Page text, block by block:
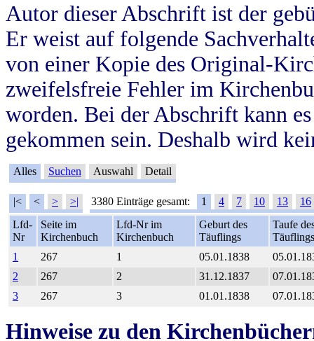
Autor dieser Abschrift ist der
Er weist auf folgende
von einer Kopie des Original-
zweifelsfreie Fehler im
worden. Bei der Abschrift kann
gekommen sein. Deshalb wird
Alles Suchen Auswahl Detail
|< < > >| 3380 Einträge gesamt: 1 4 7 10 13
16
Lfd-
Nr
Seite im
Kirchenbuch
Lfd-Nr im
Kirchenbuch
Geburt des
Täuflings
Taufe
Täuflings
1
267 1 05.01.1838
2
267 2 31.12.1837
3
267 3 01.01.1838
Hinweise zu den